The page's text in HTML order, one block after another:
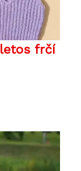
frčí